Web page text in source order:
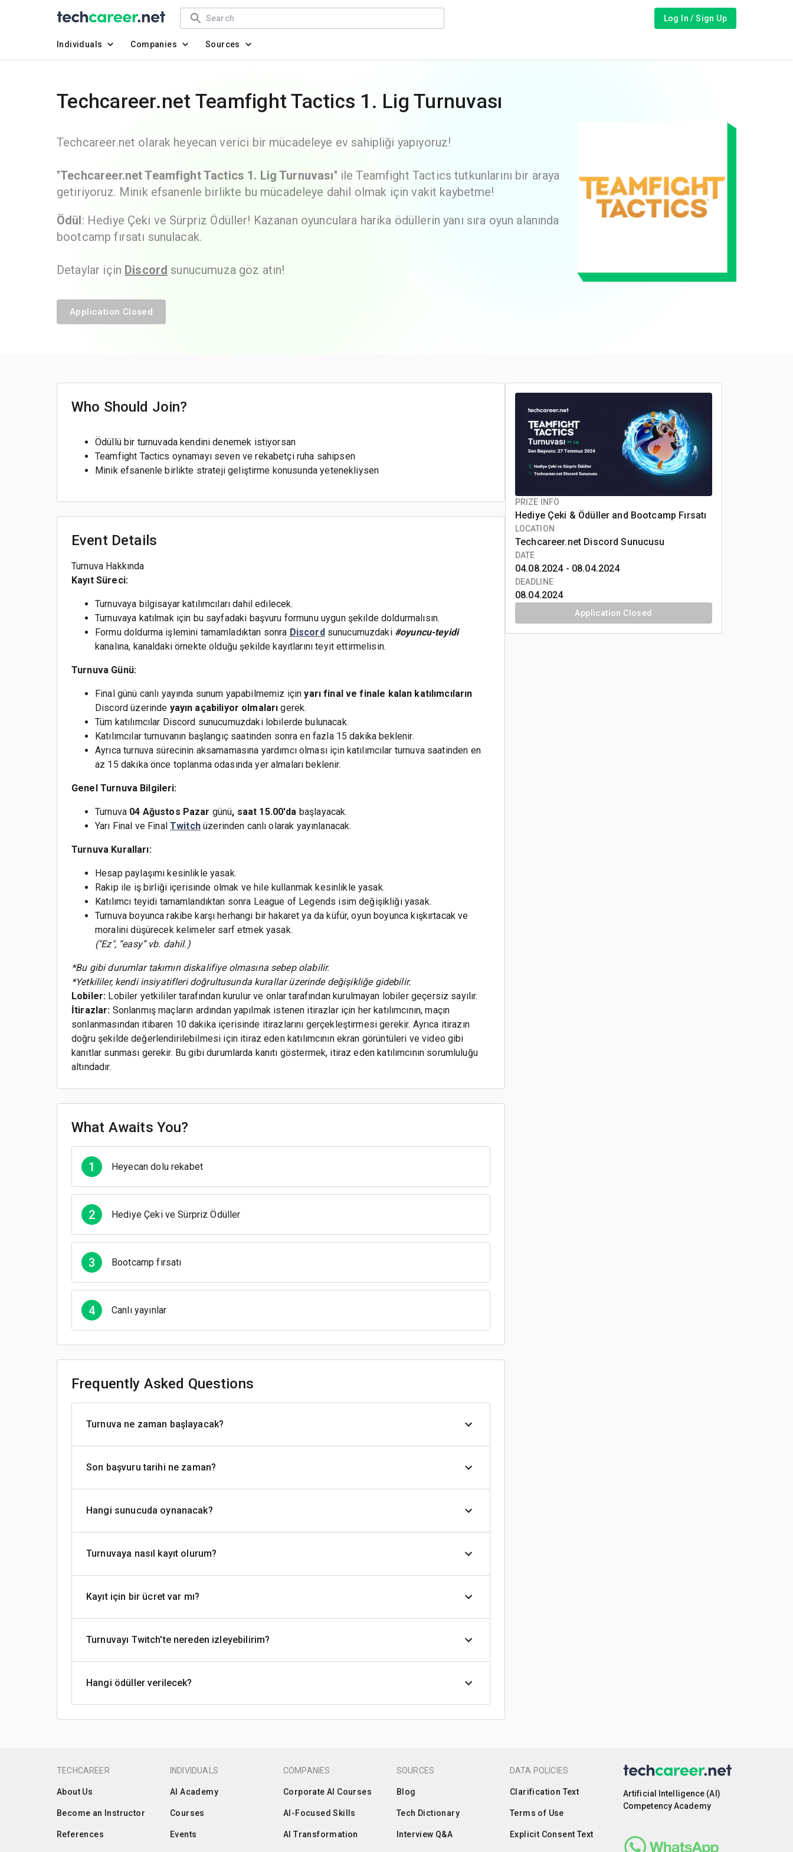
Log In / Sign Up
Individuals Companies Sources
Techcareer.net Teamfight Tactics 1. Lig Turnuvası
Techcareer.net olarak heyecan verici bir mücadeleye ev sahipliği yapıyoruz!
"Techcareer.net Teamfight Tactics 1. Lig Turnuvası" ile Teamfight Tactics tutkunlarını bir araya
getiriyoruz. Minik efsanenle birlikte bu mücadeleye dahil olmak için vakit kaybetme!
Ödül: Hediye Çeki ve Sürpriz Ödüller! Kazanan oyunculara harika ödüllerin yanı sıra oyun alanında
bootcamp fırsatı sunulacak.
Detaylar için Discord sunucumuza göz atın!
Application Closed
Who Should Join?
Ödüllü bir turnuvada kendini denemek istiyorsan
Teamfight Tactics oynamayı seven ve rekabetçi ruha sahipsen
Minik efsanenle birlikte strateji geliştirme konusunda yetenekliysen
Event Details
Turnuva Hakkında
Kayıt Süreci:
Turnuvaya bilgisayar katılımcıları dahil edilecek.
Turnuvaya katılmak için bu sayfadaki başvuru formunu uygun şekilde doldurmalısın.
Formu doldurma işlemini tamamladıktan sonra Discordsunucumuzdaki #oyuncu-teyidi
kanalına, kanaldaki örnekte olduğu şekilde kayıtlarını teyit ettirmelisin.
Turnuva Günü:
Final günü canlı yayında sunum yapabilmemiz içinyarı final ve finale kalan katılımcıların
Discord üzerinde yayın açabiliyor olmaları gerek.
Tüm katılımcılar Discord sunucumuzdaki lobilerde bulunacak.
Katılımcılar turnuvanın başlangıç saatinden sonra en fazla 15 dakika beklenir.
Ayrıca turnuva sürecinin aksamamasına yardımcı olması için katılımcılar turnuva saatinden en
az 15 dakika önce toplanma odasında yer almaları beklenir.
Genel Turnuva Bilgileri:
Turnuva 04 Ağustos Pazar günü, saat 15.00'da başlayacak.
Yarı Final ve Final Twitchüzerinden canlı olarak yayınlanacak.
Turnuva Kuralları:
Hesap paylaşımı kesinlikle yasak.
Rakip ile iş birliği içerisinde olmak ve hile kullanmak kesinlikle yasak.
Katılımcı teyidi tamamlandıktan sonra League of Legends isim değişikliği yasak.
Turnuva boyunca rakibe karşı herhangi bir hakaret ya da küfür, oyun boyunca kışkırtacak ve
moralini düşürecek kelimeler sarf etmek yasak.
("Ez", “easy” vb. dahil.)
*Bu gibi durumlar takımın diskalifiye olmasına sebep olabilir.
*Yetkililer, kendi insiyatifleri doğrultusunda kurallar üzerinde değişikliğe gidebilir.
Lobiler: Lobiler yetkililer tarafından kurulur ve onlar tarafından kurulmayan lobiler geçersiz sayılır.
İtirazlar: Sonlanmış maçların ardından yapılmak istenen itirazlar için her katılımcının, maçın
sonlanmasından itibaren 10 dakika içerisinde itirazlarını gerçekleştirmesi gerekir. Ayrıca itirazın
doğru şekilde değerlendirilebilmesi için itiraz eden katılımcının ekran görüntüleri ve video gibi
kanıtlar sunması gerekir. Bu gibi durumlarda kanıtı göstermek, itiraz eden katılımcının sorumluluğu
altındadır.
What Awaits You?
1 Heyecan dolu rekabet
2 Hediye Çeki ve Sürpriz Ödüller
3 Bootcamp fırsatı
4 Canlı yayınlar
Frequently Asked Questions
Turnuva ne zaman başlayacak?
Son başvuru tarihi ne zaman?
Hangi sunucuda oynanacak?
Turnuvaya nasıl kayıt olurum?
Kayıt için bir ücret var mı?
Turnuvayı Twitch'te nereden izleyebilirim?
Hangi ödüller verilecek?
PRIZE INFO
Hediye Çeki & Ödüller and Bootcamp Fırsatı
LOCATION
Techcareer.net Discord Sunucusu
DATE
04.08.2024 - 08.04.2024
DEADLINE
08.04.2024
Application Closed
TECHCAREER
About Us
Become an Instructor
References
INDIVIDUALS
AI Academy
Courses
Events
COMPANIES
Corporate AI Courses
AI-Focused Skills
AI Transformation
SOURCES
Blog
Tech Dictionary
Interview Q&A
DATA POLICIES
Clarification Text
Terms of Use
Explicit Consent Text
Artificial Intelligence (AI)
Competency Academy